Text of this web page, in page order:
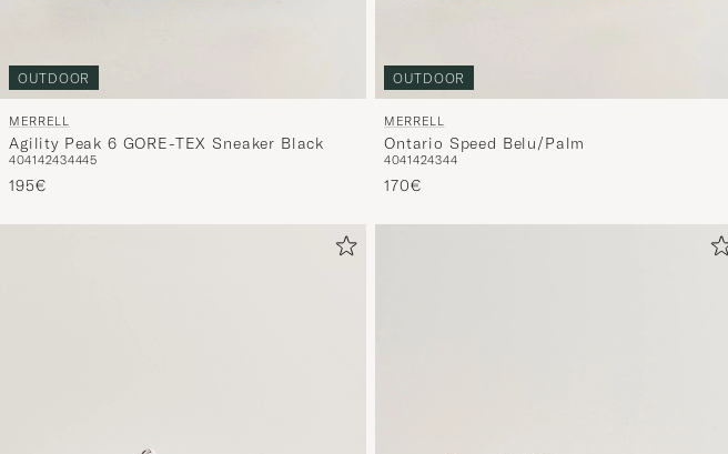
OUTDOOR
MERRELL
Agility Peak 6 GORE-TEX Sneaker Black
404142434445
195€
OUTDOOR
MERRELL
Ontario Speed Belu/Palm
4041424344
170€